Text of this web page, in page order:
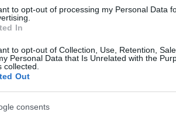
to opt-out of processing my Personal Data
In
to opt-out of Collection, Use, Retention,
Personal Data that Is Unrelated with the
collected.
Out
consents
kipróbálni a keresőt, hátha létezik
volna.